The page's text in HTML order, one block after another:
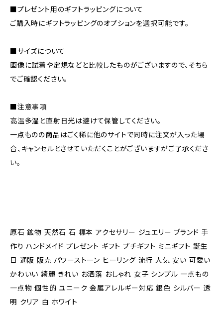
■プレゼント用のギフトラッピングについて
ご購入時にギフトラッピングのオプションを選択可能です。
■サイズについて
画像に試着や定規などと比較したものがございますので、そちら
でご確認ください。
■注意事項
高温多湿と直射日光は避けて保管してください。
一点ものの商品はごく稀に他のサイトで同時に注文が入った場
合、キャンセルとさせていただくことがございますがご了承くださ
い。
原石 鉱物 天然石 石 標本 アクセサリー ジュエリー ブランド 手
作り ハンドメイド プレゼント ギフト プチギフト ミニギフト 誕生
日 通販 販売 パワーストーン ヒーリング 流行 人気 安い 可愛い
かわいい 綺麗 きれい お洒落 おしゃれ 女子 シンプル 一点もの
一点物 個性的 ユニーク 金属アレルギー対応 銀色 シルバー 透
明 クリア 白 ホワイト